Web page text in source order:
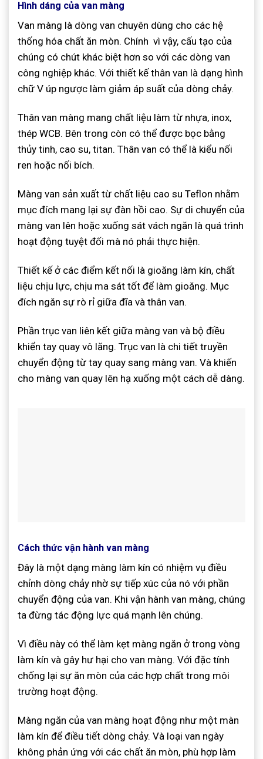
Hình dáng của van màng
Van màng là dòng van chuyên dùng cho các hệ
thống hóa chất ăn mòn. Chính vì vậy, cấu tạo của
chúng có chút khác biệt hơn so với các dòng van
công nghiệp khác. Với thiết kế thân van là dạng hình
chữ V úp ngược làm giảm áp suất của dòng chảy.
Thân van màng mang chất liệu làm từ nhựa, inox,
thép WCB. Bên trong còn có thể được bọc bằng
thủy tinh, cao su, titan. Thân van có thể là kiểu nối
ren hoặc nối bích.
Màng van sản xuất từ chất liệu cao su Teflon nhằm
mục đích mang lại sự đàn hồi cao. Sự di chuyển của
màng van lên hoặc xuống sát vách ngăn là quá trình
hoạt động tuyệt đối mà nó phải thực hiện.
Thiết kế ở các điểm kết nối là gioăng làm kín, chất
liệu chịu lực, chịu ma sát tốt để làm gioăng. Mục
đích ngăn sự rò rỉ giữa đĩa và thân van.
Phần trục van liên kết giữa màng van và bộ điều
khiển tay quay vô lăng. Trục van là chi tiết truyền
chuyển động từ tay quay sang màng van. Và khiến
cho màng van quay lên hạ xuống một cách dễ dàng.
Cách thức vận hành van màng
Đây là một dạng màng làm kín có nhiệm vụ điều
chỉnh dòng chảy nhờ sự tiếp xúc của nó với phần
chuyển động của van. Khi vận hành van màng, chúng
ta đừng tác động lực quá mạnh lên chúng.
Vì điều này có thể làm kẹt màng ngăn ở trong vòng
làm kín và gây hư hại cho van màng. Với đặc tính
chống lại sự ăn mòn của các hợp chất trong môi
trường hoạt động.
Màng ngăn của van màng hoạt động như một màn
làm kín để điều tiết dòng chảy. Và loại van ngày
không phản ứng với các chất ăn mòn, phù hợp làm